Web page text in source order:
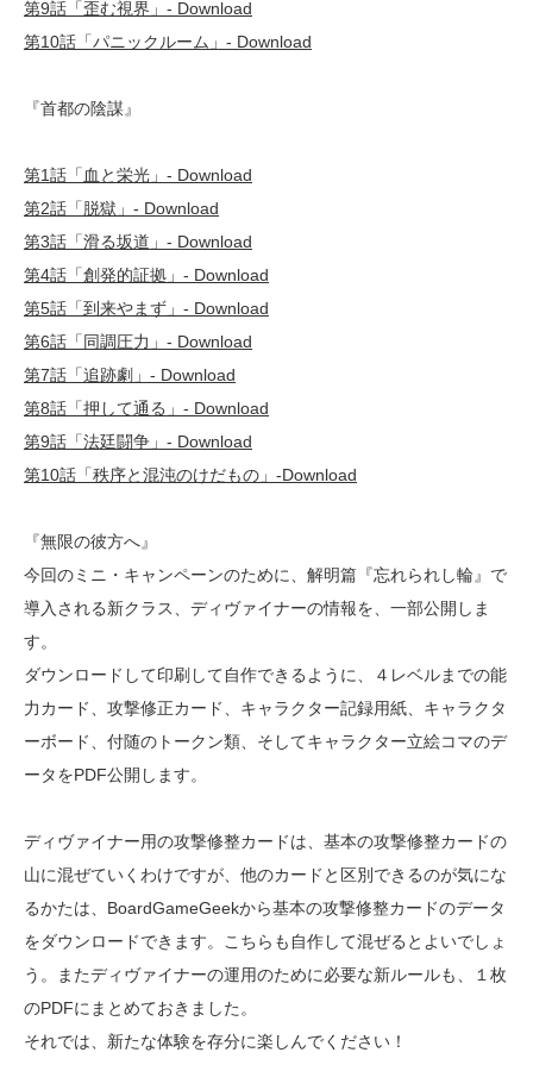
第9話「歪む視界」- Download
第10話「パニックルーム」- Download
『首都の陰謀』
第1話「血と栄光」- Download
第2話「脱獄」- Download
第3話「滑る坂道」- Download
第4話「創発的証拠」- Download
第5話「到来やまず」- Download
第6話「同調圧力」- Download
第7話「追跡劇」- Download
第8話「押して通る」- Download
第9話「法廷闘争」- Download
第10話「秩序と混沌のけだもの」-Download
『無限の彼方へ』
今回のミニ・キャンペーンのために、解明篇『忘れられし輪』で
導入される新クラス、ディヴァイナーの情報を、一部公開しま
す。
ダウンロードして印刷して自作できるように、４レベルまでの能
力カード、攻撃修正カード、キャラクター記録用紙、キャラクタ
ーボード、付随のトークン類、そしてキャラクター立絵コマのデ
ータをPDF公開します。
ディヴァイナー用の攻撃修整カードは、基本の攻撃修整カードの
山に混ぜていくわけですが、他のカードと区別できるのが気にな
るかたは、BoardGameGeekから基本の攻撃修整カードのデータ
をダウンロードできます。こちらも自作して混ぜるとよいでしょ
う。またディヴァイナーの運用のために必要な新ルールも、１枚
のPDFにまとめておきました。
それでは、新たな体験を存分に楽しんでください！